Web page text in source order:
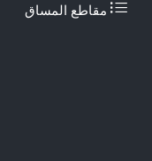
مقاطع المساق